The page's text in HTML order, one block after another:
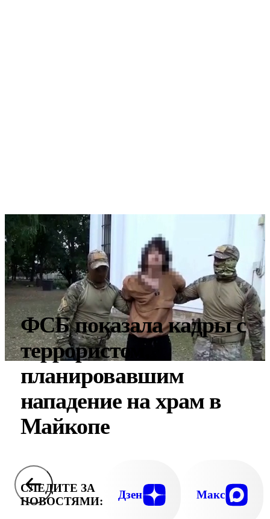
ФСБ показала кадры с
террористом,
планировавшим
нападение на храм в
Майкопе
СЛЕДИТЕ ЗА
НОВОСТЯМИ:
Дзен Макс